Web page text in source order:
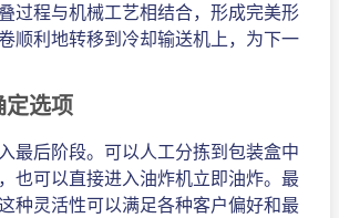
过程与机械工艺相结合，形成完美形
顺利地转移到冷却输送机上，为下一
定选项
最后阶段。可以人工分拣到包装盒中
也可以直接进入油炸机立即油炸。最
种灵活性可以满足各种客户偏好和最